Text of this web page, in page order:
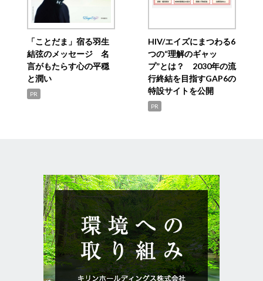
「ことだま」宿る羽生
結弦のメッセージ 名
言がもたらす心の平穏
と潤い
PR
HIV/エイズにまつわる6
つの“理解のギャッ
プ”とは？ 2030年の流
行終結を目指すGAP6の
特設サイトを公開
PR